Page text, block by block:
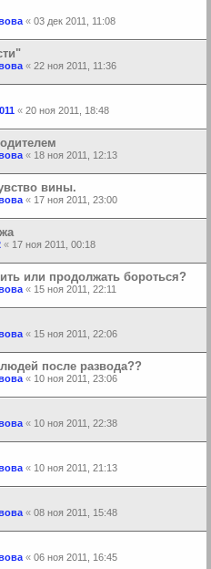
« 03 дек 2011, 11:08
« 22 ноя 2011, 11:36
« 20 ноя 2011, 18:48
« 18 ноя 2011, 12:13
вины.
« 17 ноя 2011, 23:00
« 17 ноя 2011, 00:18
или продолжать бороться?
« 15 ноя 2011, 22:11
« 15 ноя 2011, 22:06
после развода??
« 10 ноя 2011, 23:06
« 10 ноя 2011, 22:38
« 10 ноя 2011, 21:13
« 08 ноя 2011, 15:48
« 06 ноя 2011, 16:45